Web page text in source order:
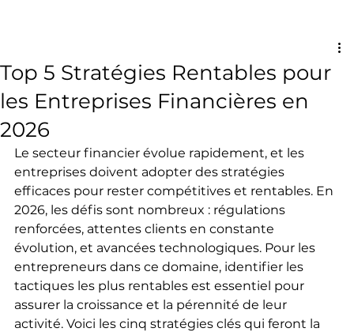
Top 5 Stratégies Rentables pour
les Entreprises Financières en
2026
Le secteur financier évolue rapidement, et les
entreprises doivent adopter des stratégies
efficaces pour rester compétitives et rentables. En
2026, les défis sont nombreux : régulations
renforcées, attentes clients en constante
évolution, et avancées technologiques. Pour les
entrepreneurs dans ce domaine, identifier les
tactiques les plus rentables est essentiel pour
assurer la croissance et la pérennité de leur
activité. Voici les cinq stratégies clés qui feront la